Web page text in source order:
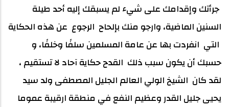
جرأتك وإقدامك على شيء لم يسبقك إليه أحد طيلة
السنين الماضية، وارجو منك بإلحاح الرجوع عن هذه الحكاية
التي انفردت بها عن عامة المسلمين سلفًا وخلفًا، و
حسبك أن يكون سبب ذلك القدح حكاية آحاد لا تستقيم ،
لقد كان الشيخ الولي العالم الجليل المصطفى ولد سيد
يحيى جليل القدر وعظيم النفع في منطقة ارقيبة عموما